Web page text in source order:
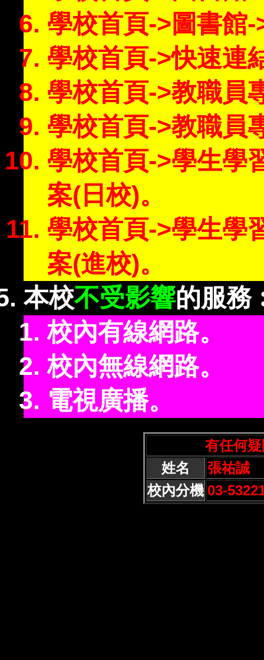
學校首頁->圖書館
學校首頁->快速連
學校首頁->教職員
學校首頁->教職員
學校首頁->學生學
案(日校)。
學校首頁->學生學
案(進校)。
本校不受影響的服務
校內有線網路。
校內無線網路。
電視廣播。
有任何
姓名
張祐誠
校內分機 03-